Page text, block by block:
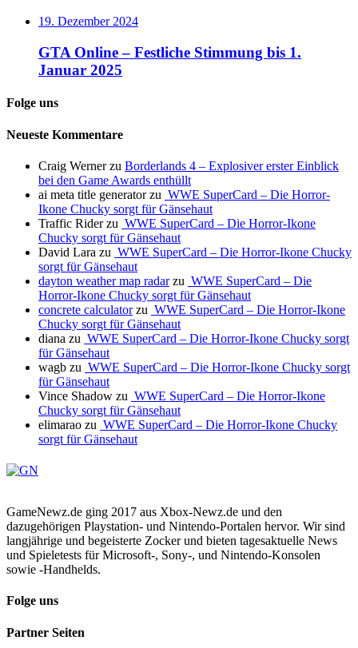
19. Dezember 2024
GTA Online – Festliche Stimmung bis 1.
Januar 2025
Folge uns
Neueste Kommentare
Craig Wernerzu Borderlands 4 – Explosiver erster Einblick
bei den Game Awards enthüllt
ai meta title generatorzu WWE SuperCard – Die Horror-
Ikone Chucky sorgt für Gänsehaut
Traffic Riderzu WWE SuperCard – Die Horror-Ikone
Chucky sorgt für Gänsehaut
David Lara zu WWE SuperCard – Die Horror-Ikone Chucky
sorgt für Gänsehaut
dayton weather map radarzu WWE SuperCard – Die
Horror-Ikone Chucky sorgt für Gänsehaut
concrete calculatorzu WWE SuperCard – Die Horror-Ikone
Chucky sorgt für Gänsehaut
diana zu WWE SuperCard – Die Horror-Ikone Chucky sorgt
für Gänsehaut
wagb zu WWE SuperCard – Die Horror-Ikone Chucky sorgt
für Gänsehaut
Vince Shadow zu WWE SuperCard – Die Horror-Ikone
Chucky sorgt für Gänsehaut
elimarao zu WWE SuperCard – Die Horror-Ikone Chucky
sorgt für Gänsehaut
GameNewz.de ging 2017 aus Xbox-Newz.de und den
dazugehörigen Playstation- und Nintendo-Portalen hervor. Wir sind
langjährige und begeisterte Zocker und bieten tagesaktuelle News
und Spieletests für Microsoft-, Sony-, und Nintendo-Konsolen
sowie -Handhelds.
Folge uns
Partner Seiten